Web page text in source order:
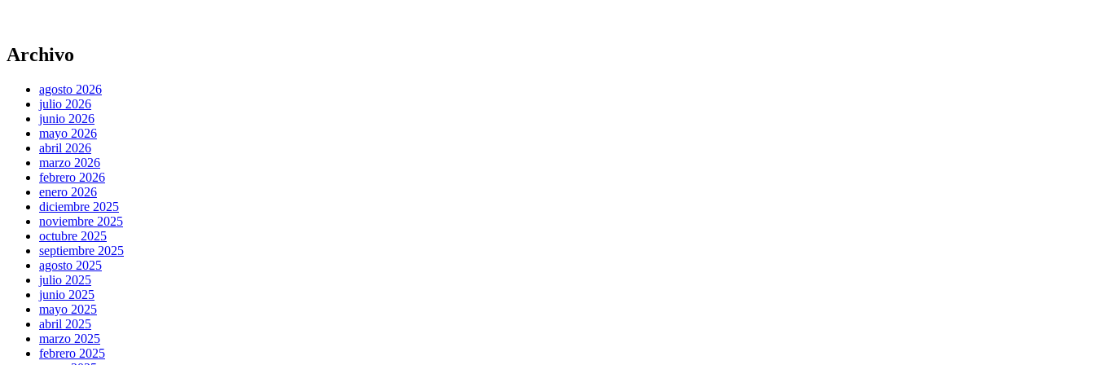
Archivo
agosto 2026
julio 2026
junio 2026
mayo 2026
abril 2026
marzo 2026
febrero 2026
enero 2026
diciembre 2025
noviembre 2025
octubre 2025
septiembre 2025
agosto 2025
julio 2025
junio 2025
mayo 2025
abril 2025
marzo 2025
febrero 2025